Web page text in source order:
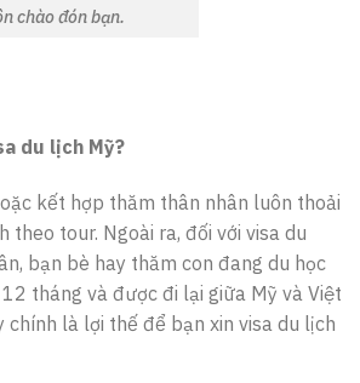
chào đón bạn.
du lịch Mỹ?
kết hợp thăm thân nhân luôn thoải
theo tour. Ngoài ra, đối với visa du
bạn bè hay thăm con đang du học
tháng và được đi lại giữa Mỹ và Việt
chính là lợi thế để bạn xin visa du lịch